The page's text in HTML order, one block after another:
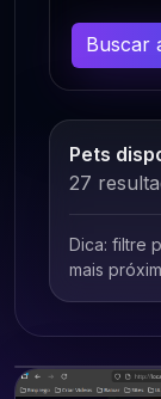
Buscar
Pets
27
Dica: filtre
mais
Cidade